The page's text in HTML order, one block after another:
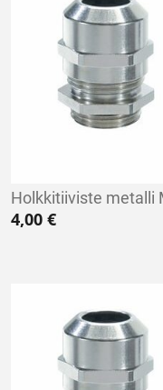
Holkkitiiviste metalli
4,00 €